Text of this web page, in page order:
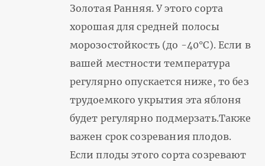
Золотая Ранняя. У этого сорта
хорошая для средней полосы
морозостойкость (до -40°С). Если в
вашей местности температура
регулярно опускается ниже, то без
трудоемкого укрытия эта яблоня
будет регулярно подмерзать.Также
важен срок созревания плодов.
Если плоды этого сорта созревают